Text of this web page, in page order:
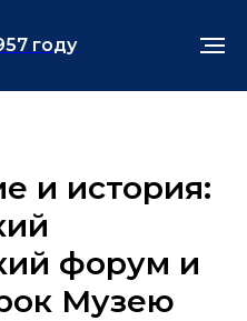
году
и история:
форум и
Музею